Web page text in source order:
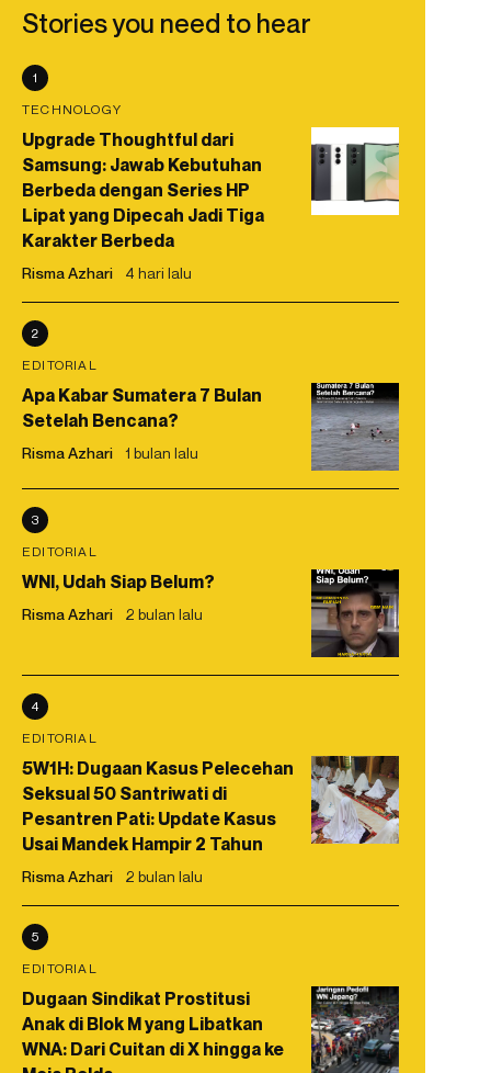
Stories you need to hear
1
TECHNOLOGY
Upgrade Thoughtful dari
Samsung: Jawab Kebutuhan
Berbeda dengan Series HP
Lipat yang Dipecah Jadi Tiga
Karakter Berbeda
Risma Azhari 4 hari lalu
2
EDITORIAL
Apa Kabar Sumatera 7 Bulan
Setelah Bencana?
Risma Azhari 1 bulan lalu
3
EDITORIAL
WNI, Udah Siap Belum?
Risma Azhari 2 bulan lalu
4
EDITORIAL
5W1H: Dugaan Kasus Pelecehan
Seksual 50 Santriwati di
Pesantren Pati: Update Kasus
Usai Mandek Hampir 2 Tahun
Risma Azhari 2 bulan lalu
5
EDITORIAL
Dugaan Sindikat Prostitusi
Anak di Blok M yang Libatkan
WNA: Dari Cuitan di X hingga ke